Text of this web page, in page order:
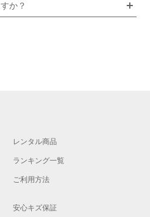
か？
レンタル商品
ランキング一覧
ご利用方法
安心キズ保証